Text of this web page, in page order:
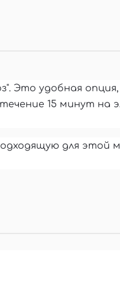
Это удобная
15 минут на
для этой